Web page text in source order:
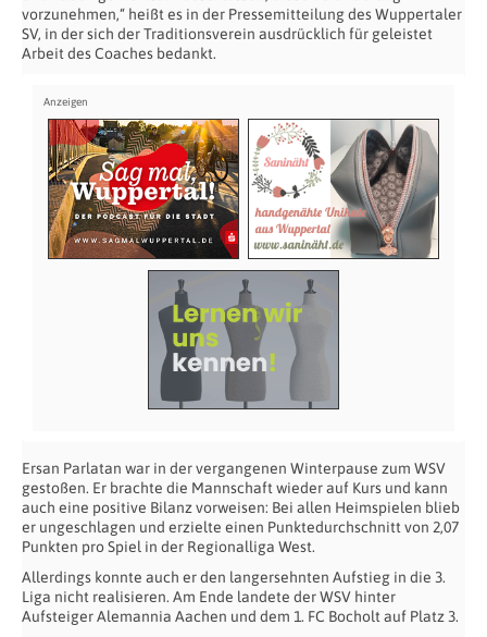
vorzunehmen,“ heißt es in der Pressemitteilung des Wuppertaler
SV, in der sich der Traditionsverein ausdrücklich für geleistet
Arbeit des Coaches bedankt.
Ersan Parlatan war in der vergangenen Winterpause zum WSV
gestoßen. Er brachte die Mannschaft wieder auf Kurs und kann
auch eine positive Bilanz vorweisen: Bei allen Heimspielen blieb
er ungeschlagen und erzielte einen Punktedurchschnitt von 2,07
Punkten pro Spiel in der Regionalliga West.
Allerdings konnte auch er den langersehnten Aufstieg in die 3.
Liga nicht realisieren. Am Ende landete der WSV hinter
Aufsteiger Alemannia Aachen und dem 1. FC Bocholt auf Platz 3.